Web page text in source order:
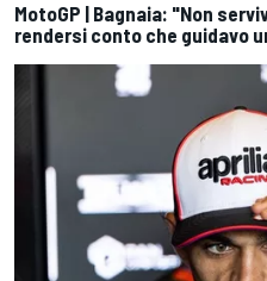
MotoGP | Bagnaia: "Non
rendersi conto che guidavo